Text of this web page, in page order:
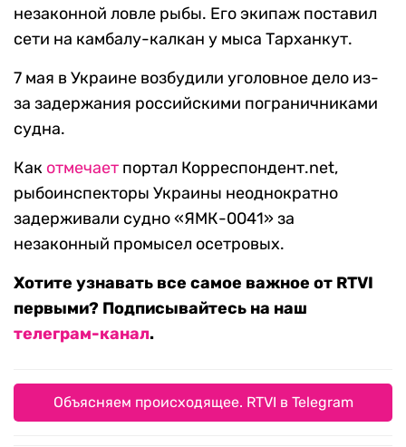
незаконной ловле рыбы. Его экипаж поставил
сети на камбалу-калкан у мыса Тарханкут.
7 мая в Украине возбудили уголовное дело из-
за задержания российскими пограничниками
судна.
Как отмечает портал Корреспондент.net,
рыбоинспекторы Украины неоднократно
задерживали судно «ЯМК-0041» за
незаконный промысел осетровых.
Хотите узнавать все самое важное от RTVI
первыми? Подписывайтесь на наш
телеграм-канал.
Объясняем происходящее. RTVI в Telegram